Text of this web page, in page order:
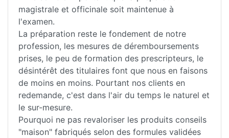
magistrale et officinale soit maintenue à
l'examen.
La préparation reste le fondement de notre
profession, les mesures de déremboursements
prises, le peu de formation des prescripteurs, le
désintérêt des titulaires font que nous en faisons
de moins en moins. Pourtant nos clients en
redemande, c'est dans l'air du temps le naturel et
le sur-mesure.
Pourquoi ne pas revaloriser les produits conseils
"maison" fabriqués selon des formules validées